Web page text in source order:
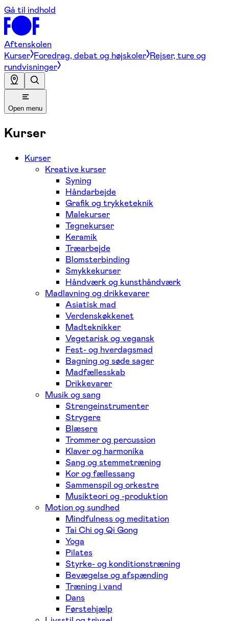
Gå til indhold
Aftenskolen
Kurser Foredrag, debat og højskoler Rejser, ture og
rundvisninger
Open menu
Kurser
Kurser
Kreative kurser
Syning
Håndarbejde
Grafik og trykketeknik
Malekurser
Tegnekurser
Keramik
Træarbejde
Blomsterbinding
Smykkekurser
Håndværk og kunsthåndværk
Madlavning og drikkevarer
Asiatisk mad
Verdenskøkkenet
Madteknikker
Vegetarisk og vegansk
Fest- og hverdagsmad
Bagning og søde sager
Madfællesskab
Drikkevarer
Musik og sang
Strengeinstrumenter
Strygere
Blæsere
Trommer og percussion
Klaver og harmonika
Sang og stemmetræning
Kor og fællessang
Sammenspil og orkestre
Musikteori og -produktion
Motion og sundhed
Mindfulness og meditation
Tai Chi og Qi Gong
Yoga
Pilates
Styrke- og konditionstræning
Bevægelse og afspænding
Træning i vand
Dans
Førstehjælp